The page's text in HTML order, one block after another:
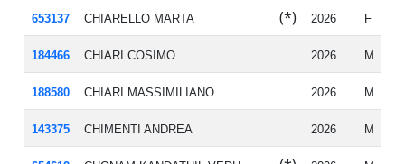
653137 CHIARELLO MARTA (*) 2026 F
184466 CHIARI COSIMO 2026 M
188580 CHIARI MASSIMILIANO 2026 M
143375 CHIMENTI ANDREA 2026 M